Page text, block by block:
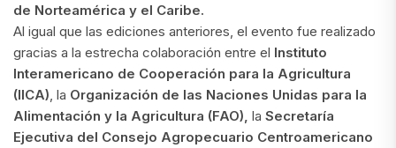
de Norteamérica y el Caribe.
Al igual que las ediciones anteriores, el evento fue realizado
gracias a la estrecha colaboración entre el Instituto
Interamericano de Cooperación para la Agricultura
(IICA) , la Organización de las Naciones Unidas para la
Alimentación y la Agricultura (FAO), la Secretaría
Ejecutiva del Consejo Agropecuario Centroamericano